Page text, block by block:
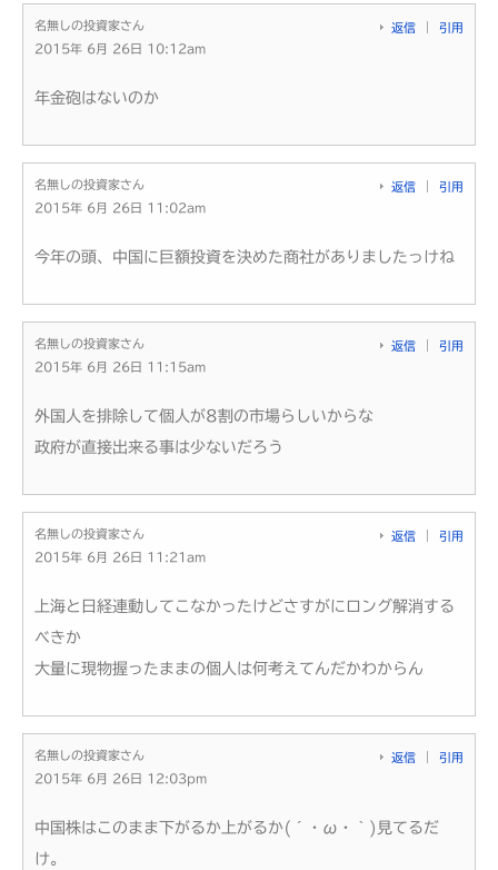
名無しの投資家さん
2015年 6月 26日 10:12am
返信 引用
年金砲はないのか
名無しの投資家さん
2015年 6月 26日 11:02am
返信 引用
今年の頭、中国に巨額投資を決めた商社がありましたっけね
名無しの投資家さん
2015年 6月 26日 11:15am
返信 引用
外国人を排除して個人が8割の市場らしいからな
政府が直接出来る事は少ないだろう
名無しの投資家さん
2015年 6月 26日 11:21am
返信 引用
上海と日経連動してこなかったけどさすがにロング解消する
べきか
大量に現物握ったままの個人は何考えてんだかわからん
名無しの投資家さん
2015年 6月 26日 12:03pm
返信 引用
中国株はこのまま下がるか上がるか(´・ω・｀)見てるだ
け。